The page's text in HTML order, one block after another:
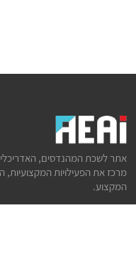
אתר לשכת המהנדסים,
מרכז את הפעילויות המקצועיות,
המקצוע.